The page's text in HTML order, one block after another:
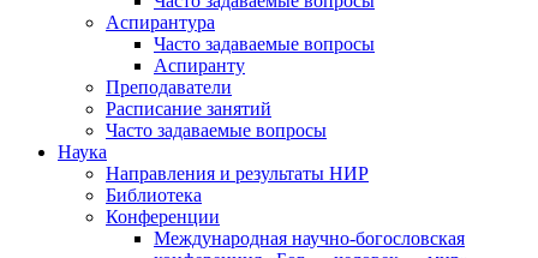
Аспирантура
Часто задаваемые вопросы
Аспиранту
Преподаватели
Расписание занятий
Часто задаваемые вопросы
Наука
Направления и результаты НИР
Библиотека
Конференции
Международная научно-богословская